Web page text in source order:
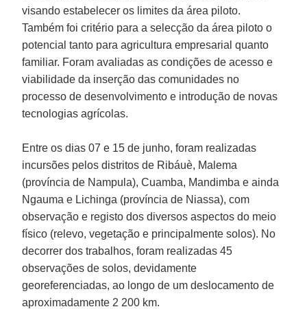
visando estabelecer os limites da área piloto.
Também foi critério para a selecção da área piloto o
potencial tanto para agricultura empresarial quanto
familiar. Foram avaliadas as condições de acesso e
viabilidade da inserção das comunidades no
processo de desenvolvimento e introdução de novas
tecnologias agrícolas.
Entre os dias 07 e 15 de junho, foram realizadas
incursões pelos distritos de Ribáuè, Malema
(província de Nampula), Cuamba, Mandimba e ainda
Ngauma e Lichinga (província de Niassa), com
observação e registo dos diversos aspectos do meio
físico (relevo, vegetação e principalmente solos). No
decorrer dos trabalhos, foram realizadas 45
observações de solos, devidamente
georeferenciadas, ao longo de um deslocamento de
aproximadamente 2 200 km.